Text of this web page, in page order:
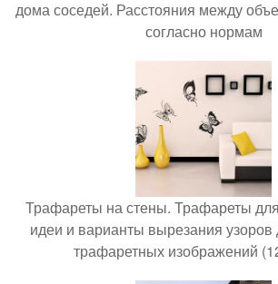
дома соседей. Расстояния между
согласно нормам
Трафареты на стены. Трафареты
идеи и варианты вырезания узоров
трафаретных изображений